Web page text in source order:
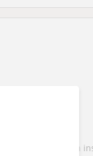
especialitzada en